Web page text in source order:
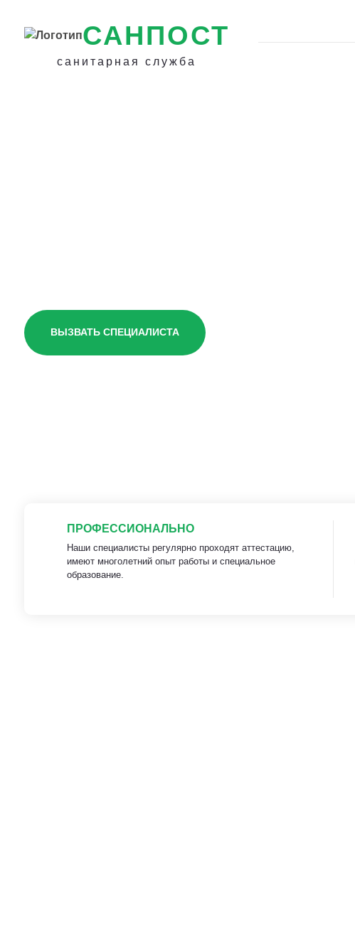
САНПОСТ
санитарная служба
ВЫЗВАТЬ СПЕЦИАЛИСТА
ПРОФЕССИОНАЛЬНО
Наши специалисты регулярно проходят аттестацию,
имеют многолетний опыт работы и специальное
образование.